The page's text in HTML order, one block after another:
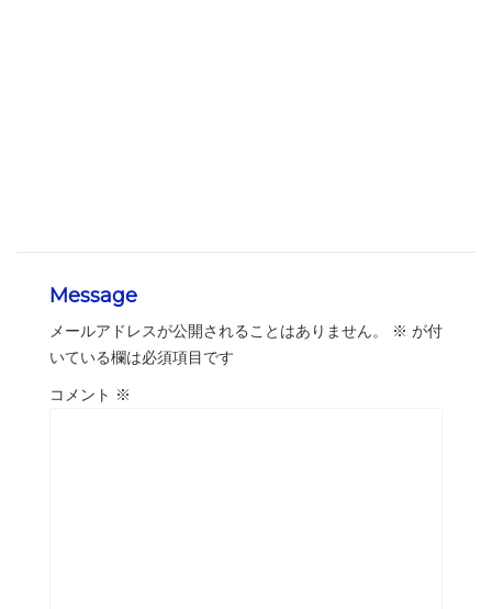
Message
メールアドレスが公開されることはありません。 ※ が付
いている欄は必須項目です
コメント ※